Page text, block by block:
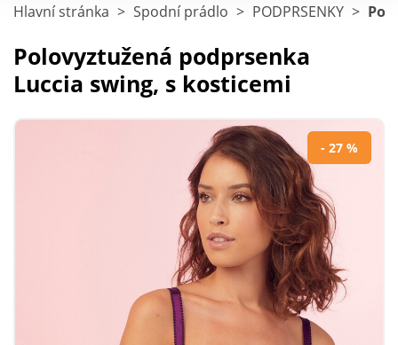
Hlavní stránka > Spodní prádlo > PODPRSENKY >
Polovyztužená podprsenka
Luccia swing, s kosticemi
- 27 %